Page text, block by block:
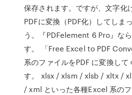
保存されます。ですが、文字化
PDFに変換（PDF化）してしま
う。『PDFelement 6 Pro』な
す。 「Free Excel to PDF
系のファイルをPDF に変換して
す。 xlsx / xlsm / xlsb / xltx /
/ xml といった各種Excel 系の